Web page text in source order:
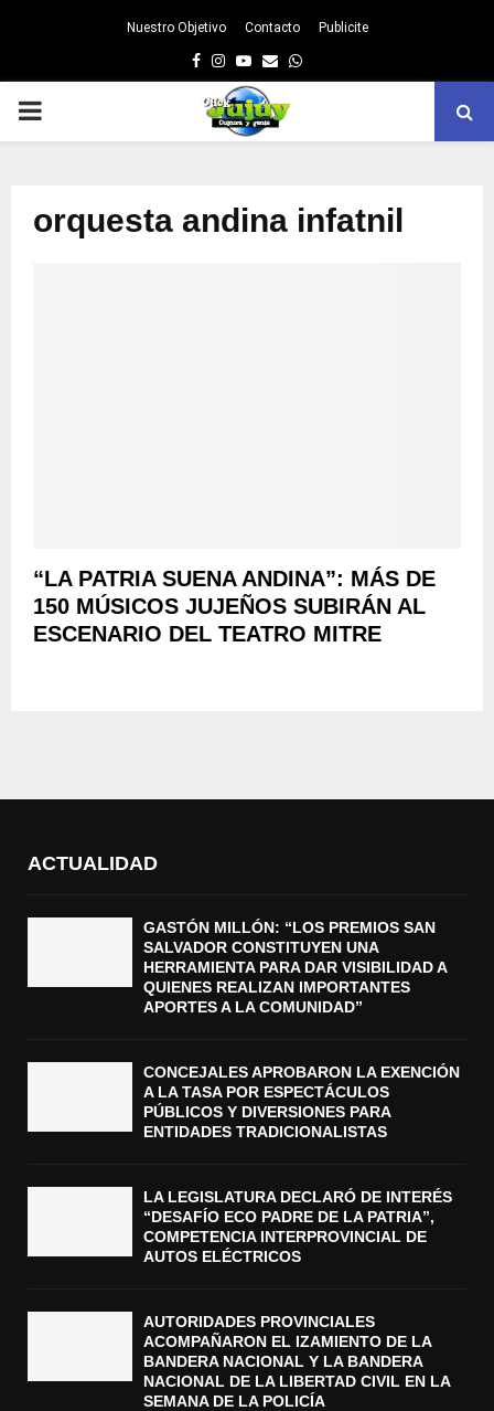
Nuestro Objetivo Contacto Publicite
Facebook
Instagram
Youtube
EmailWhatsapp
PRIMARY
orquesta andina infatnil
“LA PATRIA SUENA ANDINA”: MÁS DE
150 MÚSICOS JUJEÑOS SUBIRÁN AL
ESCENARIO DEL TEATRO MITRE
ACTUALIDAD
GASTÓN MILLÓN: “LOS PREMIOS SAN
SALVADOR CONSTITUYEN UNA
HERRAMIENTA PARA DAR VISIBILIDAD A
QUIENES REALIZAN IMPORTANTES
APORTES A LA COMUNIDAD”
CONCEJALES APROBARON LA EXENCIÓN
A LA TASA POR ESPECTÁCULOS
PÚBLICOS Y DIVERSIONES PARA
ENTIDADES TRADICIONALISTAS
LA LEGISLATURA DECLARÓ DE INTERÉS
“DESAFÍO ECO PADRE DE LA PATRIA”,
COMPETENCIA INTERPROVINCIAL DE
AUTOS ELÉCTRICOS
AUTORIDADES PROVINCIALES
ACOMPAÑARON EL IZAMIENTO DE LA
BANDERA NACIONAL Y LA BANDERA
NACIONAL DE LA LIBERTAD CIVIL EN LA
SEMANA DE LA POLICÍA